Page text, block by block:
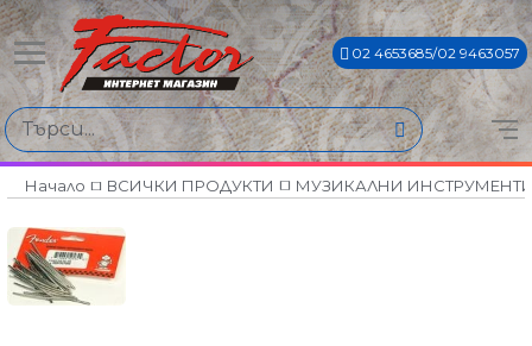
02 4653685/02 9463057
Начало ВСИЧКИ ПРОДУКТИ МУЗИКАЛНИ